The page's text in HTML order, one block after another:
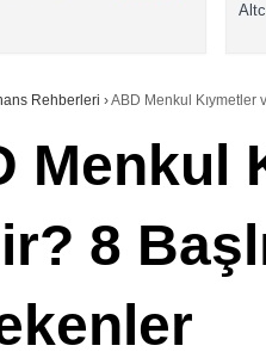
Rehberleri ›ABD Menkul Kıymetler
Menkul
8